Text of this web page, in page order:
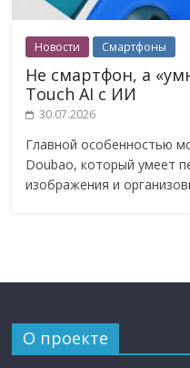
Новости Смартфоны
Не смартфон, а
Touch AI с ИИ
30.07.2026
Главной особенностью
Doubao, который умеет
изображения и
О проекте